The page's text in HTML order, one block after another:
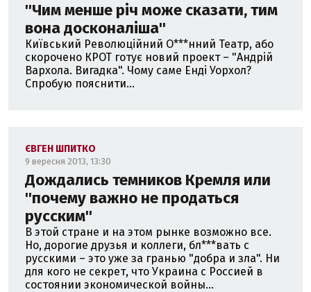
''Чим менше річ може сказати, тим
вона досконаліша''
Київський Революційний О***нний Театр, або
скорочено КРОТ готує новий проект – "Андрій
Вархола. Вигадка". Чому саме Енді Уорхол?
Спробую пояснити...
ЄВГЕН ШПИТКО
9 вересня 2013, 13:30
Дождались темников Кремля или
''почему важно не продаться
русским''
В этой стране и на этом рынке возможно все.
Но, дорогие друзья и коллеги, бл***вать с
русскими – это уже за гранью "добра и зла". Ни
для кого не секрет, что Украина с Россией в
состоянии экономической войны...